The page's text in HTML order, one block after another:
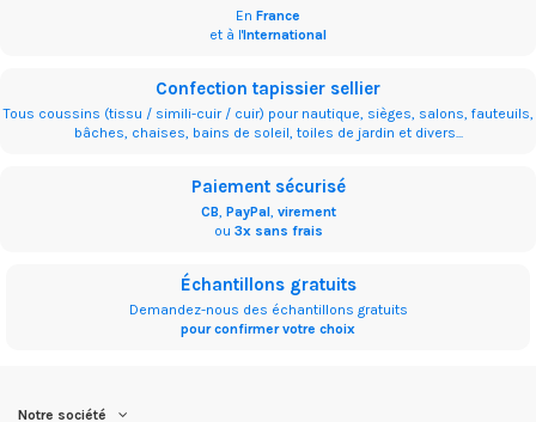
En France
et à l'International
Confection tapissier sellier
Tous coussins (tissu / simili-cuir / cuir) pour nautique, sièges, salons, fauteuils,
bâches, chaises, bains de soleil, toiles de jardin et divers...
Paiement sécurisé
CB, PayPal, virement
ou 3x sans frais
Échantillons gratuits
Demandez-nous des échantillons gratuits
pour confirmer votre choix
Notre société